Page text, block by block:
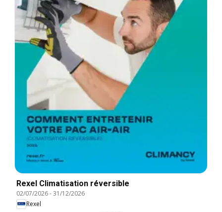
Rexel Climatisation réversible
02/07/2026-31/12/2026
Rexel